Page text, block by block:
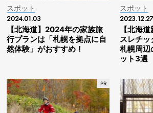
スポット
2024.01.03
【北海道】2024年の家族旅
行プランは「札幌を拠点に自
然体験」がおすすめ！
スポット
2023.12.27
【北海
スレチ
札幌周辺
ット3選